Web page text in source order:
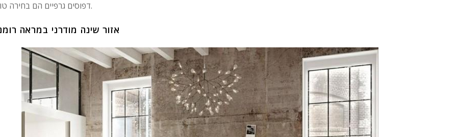
דפוסים גרפיים הם בחירה טובה.
אזור שינה מודרני במראה